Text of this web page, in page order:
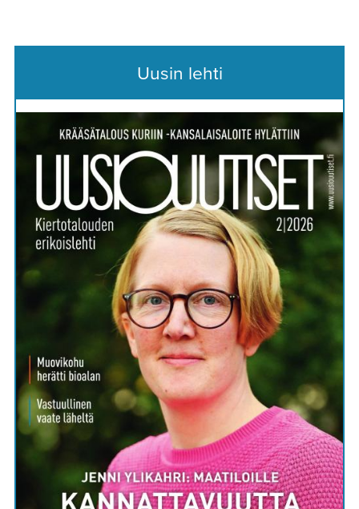
Uusin lehti